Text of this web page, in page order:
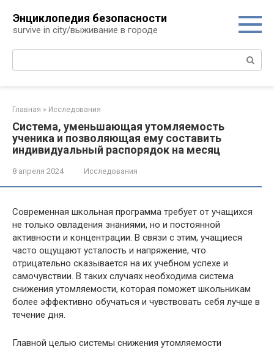
контенту
Энциклопедия безопасности
survive in city/выживание в городе
Поиск:
Главная » Исследования
Система, уменьшающая утомляемость
ученика и позволяющая ему составить
индивидуальный распорядок на месяц
8 апреля 2024 Исследования
Современная школьная программа требует от учащихся
не только овладения знаниями, но и постоянной
активности и концентрации. В связи с этим, учащиеся
часто ощущают усталость и напряжение, что
отрицательно сказывается на их учебном успехе и
самочувствии. В таких случаях необходима система
снижения утомляемости, которая поможет школьникам
более эффективно обучаться и чувствовать себя лучше в
течение дня.
Главной целью системы снижения утомляемости